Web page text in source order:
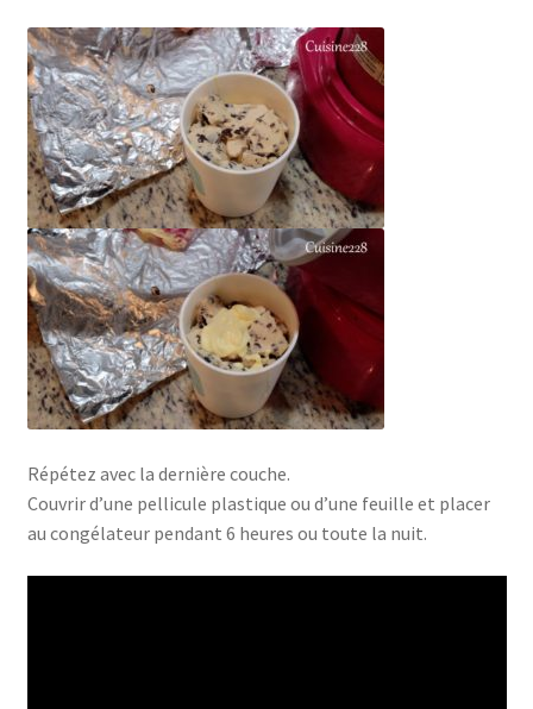
Répétez avec la dernière couche.
Couvrir d’une pellicule plastique ou d’une feuille et placer
au congélateur pendant 6 heures ou toute la nuit.